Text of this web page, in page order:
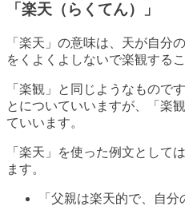
「楽天（らくてん）」
「楽天」の意味は、天が自分
をくよくよしないで楽観するこ
「楽観」と同じようなもので
とについていいますが、「楽
ていいます。
「楽天」を使った例文として
ます。
「父親は楽天的で、自